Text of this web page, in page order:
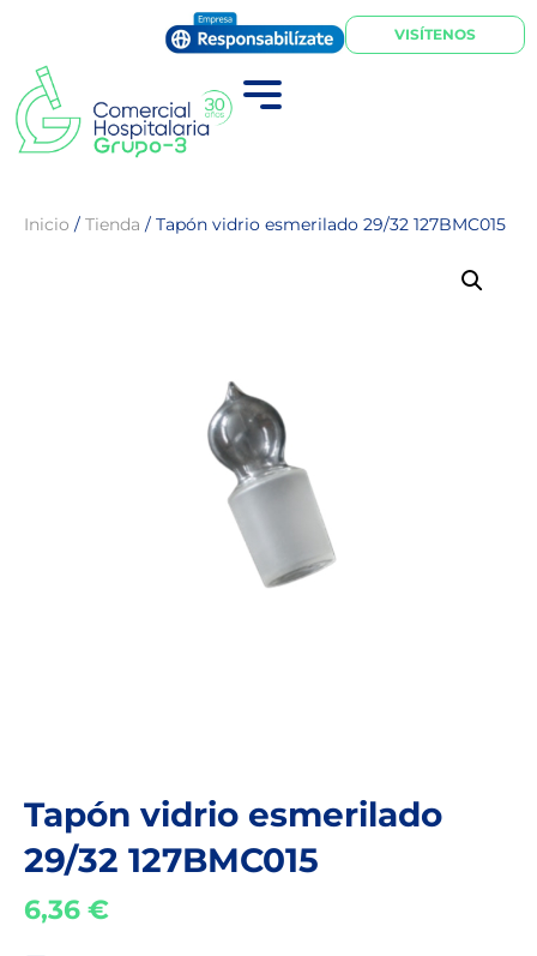
VISÍTENOS
Inicio / Tienda / Tapón vidrio esmerilado 29/32 127BMC015
Tapón vidrio esmerilado
29/32 127BMC015
6,36 €